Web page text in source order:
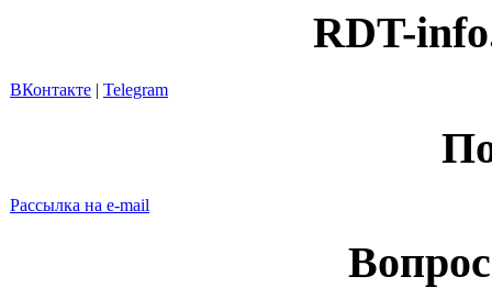
RDT-
ВКонтакте | Telegram
Рассылка на e-mail